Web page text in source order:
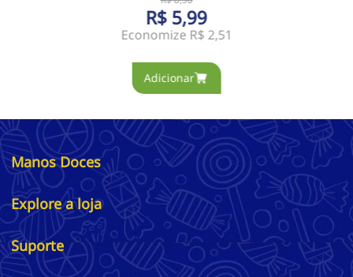
R$5,99
Economize R$ 2,51
Manos Doces
Explore a loja
Suporte